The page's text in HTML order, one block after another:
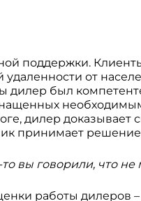
поддержки.
от
дилер был
дилер доказывает
принимает
вы говорили, что
работы дилеров